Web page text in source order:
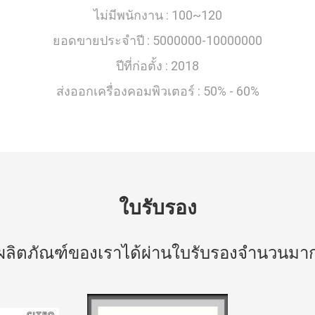
ไม่มีพนักงาน : 100~120
ยอดขายประจำปี : 5000000-10000000
ปีที่ก่อตั้ง : 2018
ส่งออกเครื่องคอมพิวเตอร์ : 50% - 60%
ใบรับรอง
ลิตภัณฑ์ของเราได้ผ่านใบรับรองจำนวนมา